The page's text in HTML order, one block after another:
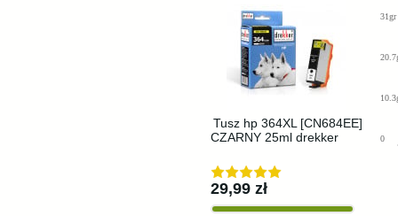
Tusz hp 364XL [CN684EE]
CZARNY 25ml drekker
29,99 zł
31gr
0